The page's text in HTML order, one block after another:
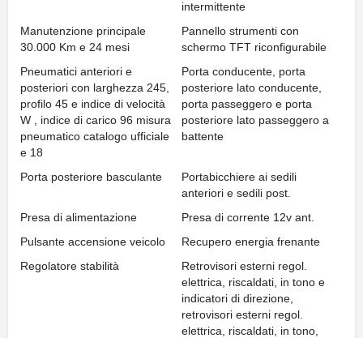
intermittente
Manutenzione principale
30.000 Km e 24 mesi
Pannello strumenti con
schermo TFT riconfigurabile
Pneumatici anteriori e
posteriori con larghezza 245,
profilo 45 e indice di velocità
W , indice di carico 96 misura
pneumatico catalogo ufficiale
e 18
Porta conducente, porta
posteriore lato conducente,
porta passeggero e porta
posteriore lato passeggero a
battente
Porta posteriore basculante
Portabicchiere ai sedili
anteriori e sedili post.
Presa di alimentazione
Presa di corrente 12v ant.
Pulsante accensione veicolo
Recupero energia frenante
Regolatore stabilità
Retrovisori esterni regol.
elettrica, riscaldati, in tono e
indicatori di direzione,
retrovisori esterni regol.
elettrica, riscaldati, in tono,